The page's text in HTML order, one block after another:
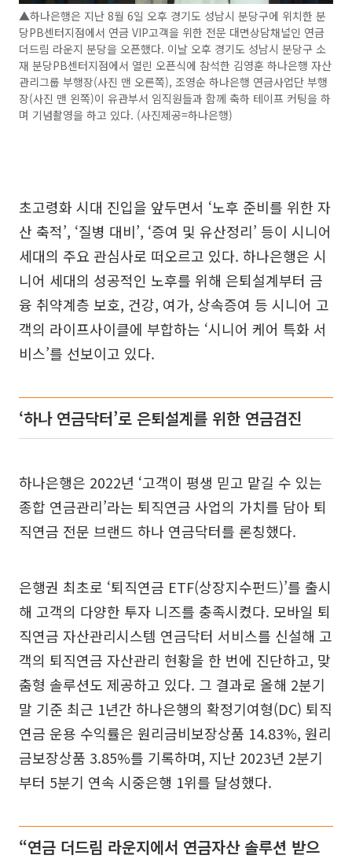
▲하나은행은 지난 8월 6일 오후 경기도 성남시 분당구에 위치한 분
당PB센터지점에서 연금 VIP고객을 위한 전문 대면상담채널인 연금
더드림 라운지 분당을 오픈했다. 이날 오후 경기도 성남시 분당구 소
재 분당PB센터지점에서 열린 오픈식에 참석한 김영훈 하나은행 자산
관리그룹 부행장(사진 맨 오른쪽), 조영순 하나은행 연금사업단 부행
장(사진 맨 왼쪽)이 유관부서 임직원들과 함께 축하 테이프 커팅을 하
며 기념촬영을 하고 있다. (사진제공=하나은행)
초고령화 시대 진입을 앞두면서 ‘노후 준비를 위한 자
산 축적’, ‘질병 대비’, ‘증여 및 유산정리’ 등이 시니어
세대의 주요 관심사로 떠오르고 있다. 하나은행은 시
니어 세대의 성공적인 노후를 위해 은퇴설계부터 금
융 취약계층 보호, 건강, 여가, 상속증여 등 시니어 고
객의 라이프사이클에 부합하는 ‘시니어 케어 특화 서
비스’를 선보이고 있다.
‘하나 연금닥터’로 은퇴설계를 위한 연금검진
하나은행은 2022년 ‘고객이 평생 믿고 맡길 수 있는
종합 연금관리’라는 퇴직연금 사업의 가치를 담아 퇴
직연금 전문 브랜드 하나 연금닥터를 론칭했다.
은행권 최초로 ‘퇴직연금 ETF(상장지수펀드)’를 출시
해 고객의 다양한 투자 니즈를 충족시켰다. 모바일 퇴
직연금 자산관리시스템 연금닥터 서비스를 신설해 고
객의 퇴직연금 자산관리 현황을 한 번에 진단하고, 맞
춤형 솔루션도 제공하고 있다. 그 결과로 올해 2분기
말 기준 최근 1년간 하나은행의 확정기여형(DC) 퇴직
연금 운용 수익률은 원리금비보장상품 14.83%, 원리
금보장상품 3.85%를 기록하며, 지난 2023년 2분기
부터 5분기 연속 시중은행 1위를 달성했다.
“연금 더드림 라운지에서 연금자산 솔루션 받으